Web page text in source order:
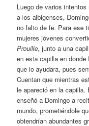
Luego de varios
a los albigenses,
no falto de fe. Para ese
mujeres jóvenes
Prouille, junto a una
en esta capilla en
que lo ayudara, pues
Cuentan que mientras
le apareció en la
enseñó a Domingo a
mundo, prometiéndole
obtendrían abundantes